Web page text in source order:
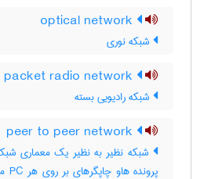
شبکه نوری
شبکه رادیویی بسته
شبکه نظیر به نظیر یک معماری